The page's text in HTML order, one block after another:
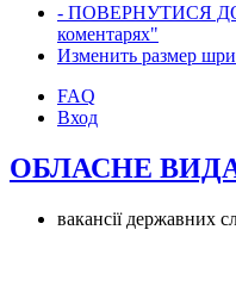
- ПОВЕРНУТИСЯ
коментарях"
Изменить размер
FAQ
Вход
ОБЛАСНЕ
вакансії державних